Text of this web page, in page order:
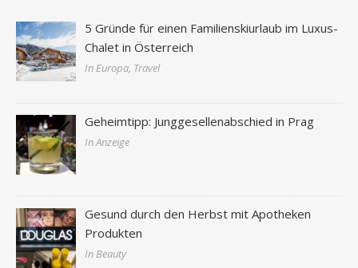
5 Gründe für einen Familienskiurlaub im Luxus-
Chalet in Österreich
In Europa, Travel
Geheimtipp: Junggesellenabschied in Prag
In Anzeige
Gesund durch den Herbst mit Apotheken
Produkten
In Beauty